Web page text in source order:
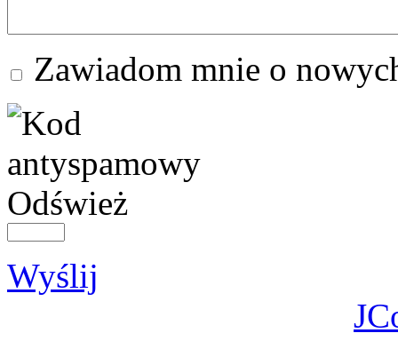
Zawiadom mnie o
Odśwież
Wyślij